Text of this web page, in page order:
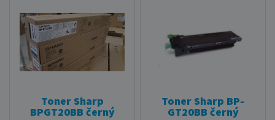
Toner Sharp
BPGT20BB černý
Toner Sharp BP-
GT20BB černý